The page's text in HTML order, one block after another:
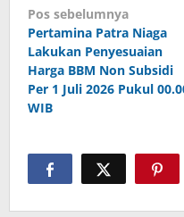
Navigasi
pos
Pos sebelumnya
Pertamina Patra Niaga
Lakukan Penyesuaian
Harga BBM Non Subsidi
Per 1 Juli 2026 Pukul
WIB